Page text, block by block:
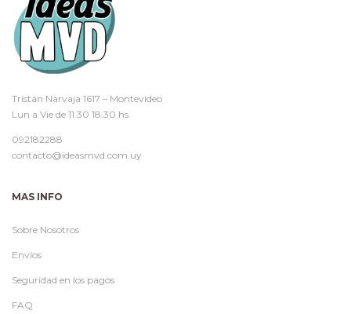
Tristán Narvaja 1617 – Montevideo
Lun a Vie de 11.30 18.30 hs
092182288
contacto@ideasmvd.com.uy
MAS INFO
Sobre Nosotros
Envíos
Seguridad en los pagos
FAQ